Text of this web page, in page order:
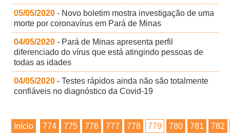
05/05/2020 - Novo boletim mostra investigação de uma
morte por coronavírus em Pará de Minas
04/05/2020 - Pará de Minas apresenta perfil
diferenciado do vírus que está atingindo pessoas de
todas as idades
04/05/2020 - Testes rápidos ainda não são totalmente
confiáveis no diagnóstico da Covid-19
Início 774 775 776 777 778 779 780 781 782